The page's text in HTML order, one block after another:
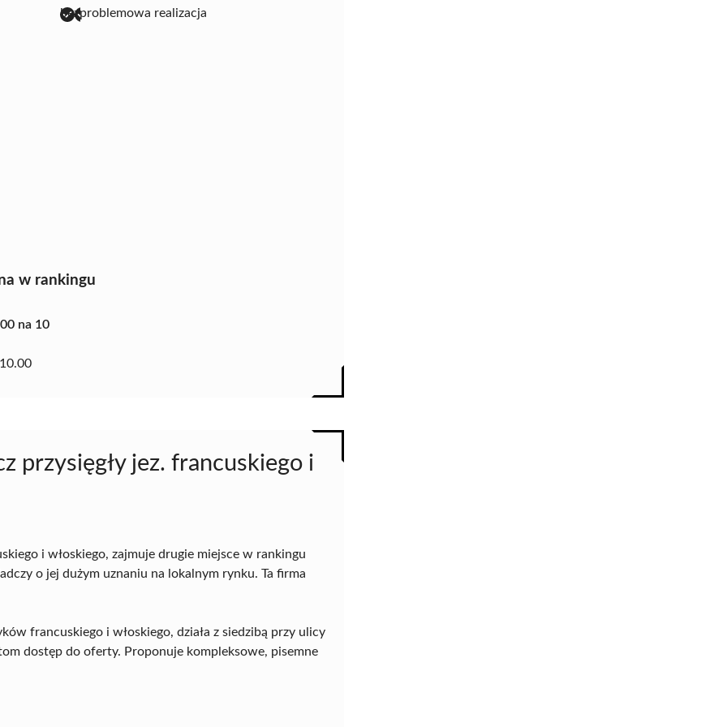
bezproblemowa realizacja
w rankingu
na 10
10.00
przysięgły jez. francuskiego i
i włoskiego, zajmuje drugie miejsce w rankingu
o jej dużym uznaniu na lokalnym rynku. Ta firma
francuskiego i włoskiego, działa z siedzibą przy ulicy
dostęp do oferty. Proponuje kompleksowe, pisemne